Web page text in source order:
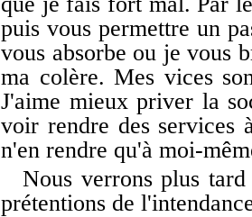
puis vous permettre un
vous absorbe ou je vous
ma colère. Mes vices
J'aime mieux priver la
voir rendre des services
n'en rendre qu'à moi-
Nous verrons plus
prétentions de